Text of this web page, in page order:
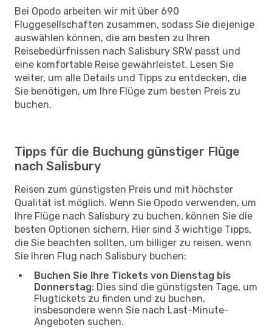
Bei Opodo arbeiten wir mit über 690
Fluggesellschaften zusammen, sodass Sie diejenige
auswählen können, die am besten zu Ihren
Reisebedürfnissen nach Salisbury SRW passt und
eine komfortable Reise gewährleistet. Lesen Sie
weiter, um alle Details und Tipps zu entdecken, die
Sie benötigen, um Ihre Flüge zum besten Preis zu
buchen.
Tipps für die Buchung günstiger Flüge
nach Salisbury
Reisen zum günstigsten Preis und mit höchster
Qualität ist möglich. Wenn Sie Opodo verwenden, um
Ihre Flüge nach Salisbury zu buchen, können Sie die
besten Optionen sichern. Hier sind 3 wichtige Tipps,
die Sie beachten sollten, um billiger zu reisen, wenn
Sie Ihren Flug nach Salisbury buchen:
Buchen Sie Ihre Tickets von Dienstag bis
Donnerstag: Dies sind die günstigsten Tage, um
Flugtickets zu finden und zu buchen,
insbesondere wenn Sie nach Last-Minute-
Angeboten suchen.